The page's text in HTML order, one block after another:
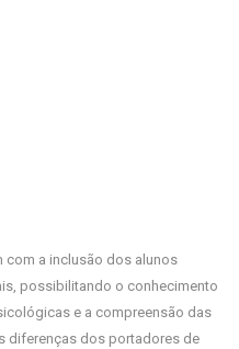
com a inclusão dos alunos
possibilitando o conhecimento
e a compreensão das
diferenças dos portadores de